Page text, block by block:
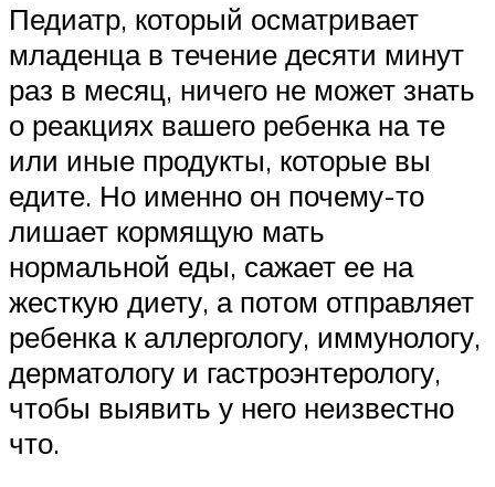
Педиатр, который осматривает
младенца в течение десяти минут
раз в месяц, ничего не может знать
о реакциях вашего ребенка на те
или иные продукты, которые вы
едите. Но именно он почему-то
лишает кормящую мать
нормальной еды, сажает ее на
жесткую диету, а потом отправляет
ребенка к аллергологу, иммунологу,
дерматологу и гастроэнтерологу,
чтобы выявить у него неизвестно
что.